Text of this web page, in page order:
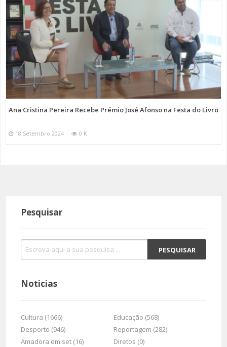
Ana Cristina Pereira Recebe Prémio José Afonso na Festa do Livro
18 Setembro 2024 0 K
Pesquisar
Noticias
Cultura (1666)
Educação (568)
Desporto (946)
Reportagem (282)
Amadora em set (16)
Diretos (0)